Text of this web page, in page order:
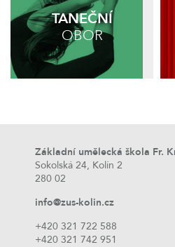
TANEČNÍ
OBOR
Základní umělecká škola Fr.
Sokolská 24, Kolín 2
280 02
info@zus-kolin.cz
+420 321 722 588
+420 321 742 951